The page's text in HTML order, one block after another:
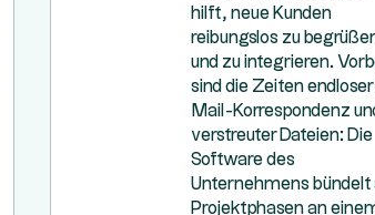
hilft, neue Kunden
reibungslos zu
und zu integrieren.
sind die Zeiten endloser
Mail-Korrespondenz
verstreuter Dateien: Die
Software des
Unternehmens bündelt
Projektphasen an